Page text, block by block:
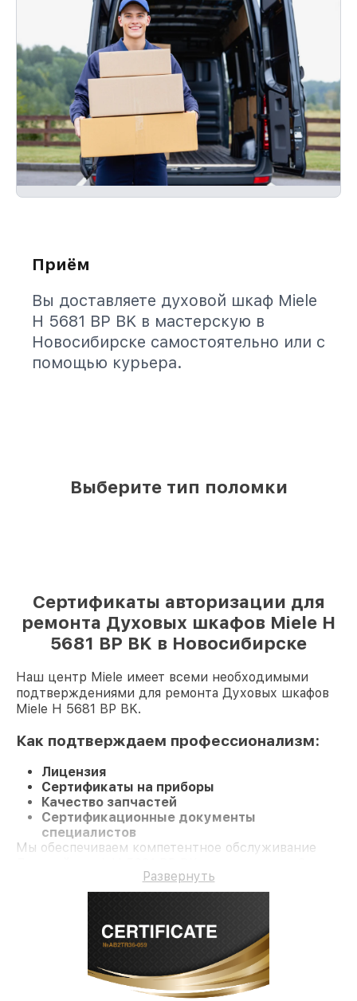
Приём
Вы доставляете духовой шкаф Miele
H 5681 BP BK в мастерскую в
Новосибирске самостоятельно или с
помощью курьера.
Выберите тип поломки
Сертификаты авторизации для
ремонта Духовых шкафов Miele H
5681 BP BK в Новосибирске
Наш центр Miele имеет всеми необходимыми
подтверждениями для ремонта Духовых шкафов
Miele H 5681 BP BK.
Как подтверждаем профессионализм:
Лицензия
Сертификаты на приборы
Качество запчастей
Сертификационные документы
специалистов
Мы обеспечиваем компетентное обслуживание
Развернуть